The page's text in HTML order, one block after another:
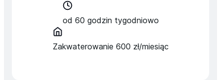
od 60 godzin tygodniowo
Zakwaterowanie 600 zł/miesiąc